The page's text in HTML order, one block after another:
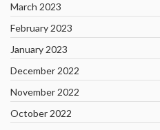
March 2023
February 2023
January 2023
December 2022
November 2022
October 2022